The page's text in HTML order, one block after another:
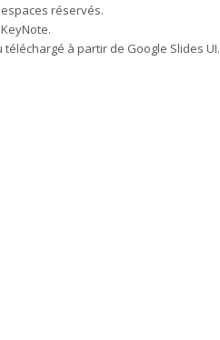
réservés.
à partir de Google Slides UI.